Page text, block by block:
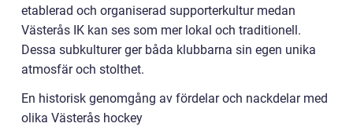
etablerad och organiserad supporterkultur medan
Västerås IK kan ses som mer lokal och traditionell.
Dessa subkulturer ger båda klubbarna sin egen unika
atmosfär och stolthet.
En historisk genomgång av fördelar och nackdelar med
olika Västerås hockey